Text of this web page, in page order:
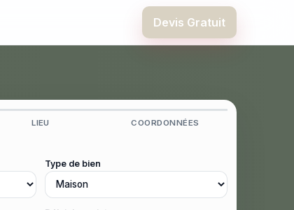
Devis Gratuit
LIEU COORDONNÉES
Type de bien